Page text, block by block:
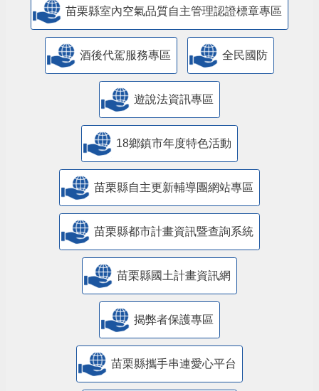
苗栗縣室內空氣品質自主管理認證標章專區
酒後代駕服務專區 全民國防
遊說法資訊專區
18鄉鎮市年度特色活動
苗栗縣自主更新輔導團網站專區
苗栗縣都市計畫資訊暨查詢系統
苗栗縣國土計畫資訊網
揭弊者保護專區
苗栗縣攜手串連愛心平台